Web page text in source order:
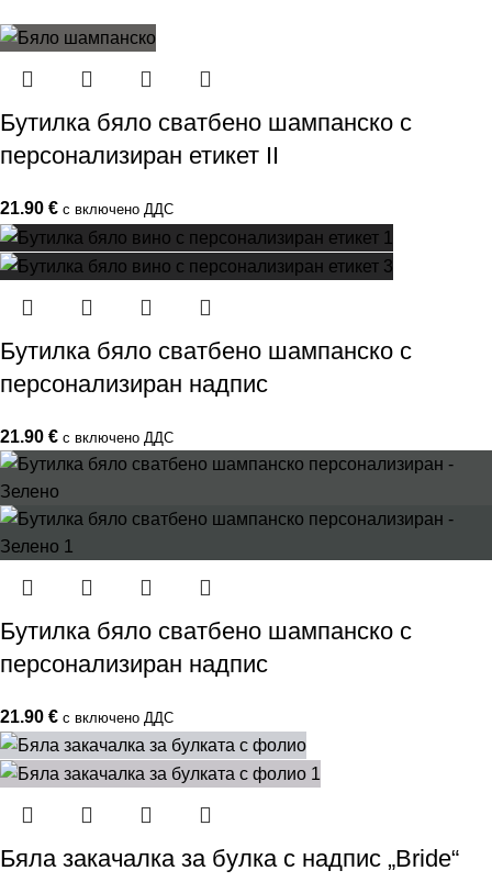
Бутилка бяло сватбено шампанско с
персонализиран етикет II
21.90 € с включено ДДС
Бутилка бяло сватбено шампанско с
персонализиран надпис
21.90 € с включено ДДС
Бутилка бяло сватбено шампанско с
персонализиран надпис
21.90 € с включено ДДС
Бяла закачалка за булка с надпис „Bride“